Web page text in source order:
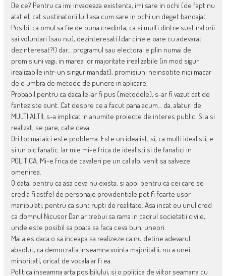
De ce? Pentru ca imi invadeaza existenta, imi sare in ochi (de fapt nu
atat el, cat sustinatorii lui) asa cum sare in ochi un deget bandajat.
Posibil ca omul sa fie de buna credinta, ca si multi dintre sustinatorii
sai voluntari (sau nu), dezinteresati (dar cine e oare cu adevarat
dezinteresat?!) dar… programul sau electoral e plin numai de
promisiuni vagi, in marea lor majoritate irealizabile (in mod sigur
irealizabile intr-un singur mandat), promisiuni neinsotite nici macar
de o umbra de metode de punere in aplicare.
Probabil pentru ca daca le-ar fi pus (metodele), s-ar fi vazut cat de
fanteziste sunt. Cat despre ce a facut pana acum… da, alaturi de
MULTI ALTII, s-a implicat in anumite proiecte de interes public. Si a si
realizat, se pare, cate ceva.
Ori tocmai aici este problema. Este un idealist, si, ca multi idealisti, e
si un pic fanatic. Iar mie mi-e frica de idealisti si de fanatici in
POLITICA. Mi-e frica de cavaleri pe un cal alb, venit sa salveze
omenirea.
O data, pentru ca asa ceva nu exista, si apoi pentru ca cei care se
cred a fi astfel de personaje providentiale pot fi foarte usor
manipulati, pentru ca sunt rupti de realitate. Asa incat eu unul cred
ca domnul Nicusor Dan ar trebui sa rama in cadrul societatii civile,
unde este posibil sa poata sa faca ceva bun, uneori.
Mai ales daca o sa inceapa sa realizeze ca nu detine adevarul
absolut, ca democratia inseamna vointa majoritatii, nu a unei
minoritati, oricat de vocala ar fi ea.
Politica inseamna arta posibilului, si o politica de viitor seamana cu